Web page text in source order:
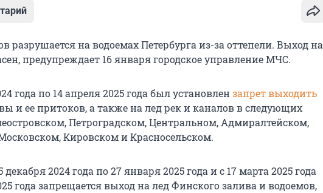
разрушается на водоемах Петербурга из-за оттепели. Выход на
предупреждает 16 января городское управление МЧС.
года по 14 апреля 2025 года был установлензапрет выходить
и ее притоков, а также на лед рек и каналов в следующих
Петроградском, Центральном, Адмиралтейском,
Кировском и Красносельском.
декабря 2024 года по 27 января 2025 года и с 17 марта 2025 года
года запрещается выход на лед Финского залива и водоемов,